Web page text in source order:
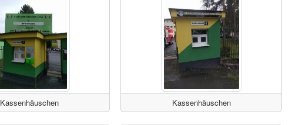
Kassenhäuschen Kassenhäuschen